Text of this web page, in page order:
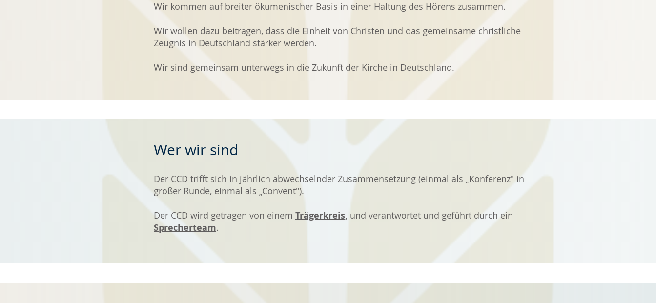
Wir kommen auf breiter ökumenischer Basis in einer Haltung des Hörens zusammen.
Wir wollen dazu beitragen, dass die Einheit von Christen und das gemeinsame christliche
Zeugnis in Deutschland stärker werden.
Wir sind gemeinsam unterwegs in die Zukunft der Kirche in Deutschland.
Wer wir sind
Der CCD trifft sich in jährlich abwechselnder Zusammensetzung (einmal als „Konferenz" in
großer Runde, einmal als „Convent").
Der CCD wird getragen von einem Trägerkreis, und verantwortet und geführt durch ein
Sprecherteam.